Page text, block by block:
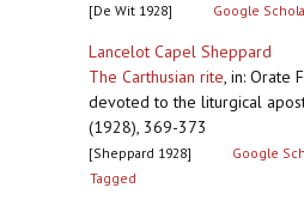
[De Wit 1928] Google
Lancelot Capel Sheppard
The Carthusian rite, in: Orate
devoted to the liturgical
(1928), 369-373
[Sheppard 1928] Google
Tagged